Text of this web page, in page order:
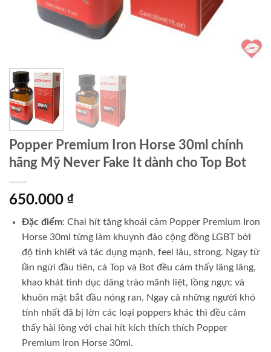
Popper Premium Iron Horse 30ml chính
hãng Mỹ Never Fake It dành cho Top Bot
650.000 ₫
Đặc điểm: Chai hít tăng khoái cảm Popper Premium Iron
Horse 30ml từng làm khuynh đảo cộng đồng LGBT bởi
độ tinh khiết và tác dụng mạnh, feel lâu, strong. Ngay từ
lần ngửi đầu tiên, cả Top và Bot đều cảm thấy lâng lâng,
khao khát tình dục dâng trào mãnh liệt, lồng ngực và
khuôn mặt bắt đầu nóng ran. Ngay cả những người khó
tính nhất đã bị lờn các loại poppers khác thì đều cảm
thấy hài lòng với chai hít kích thích thích Popper
Premium Iron Horse 30ml.